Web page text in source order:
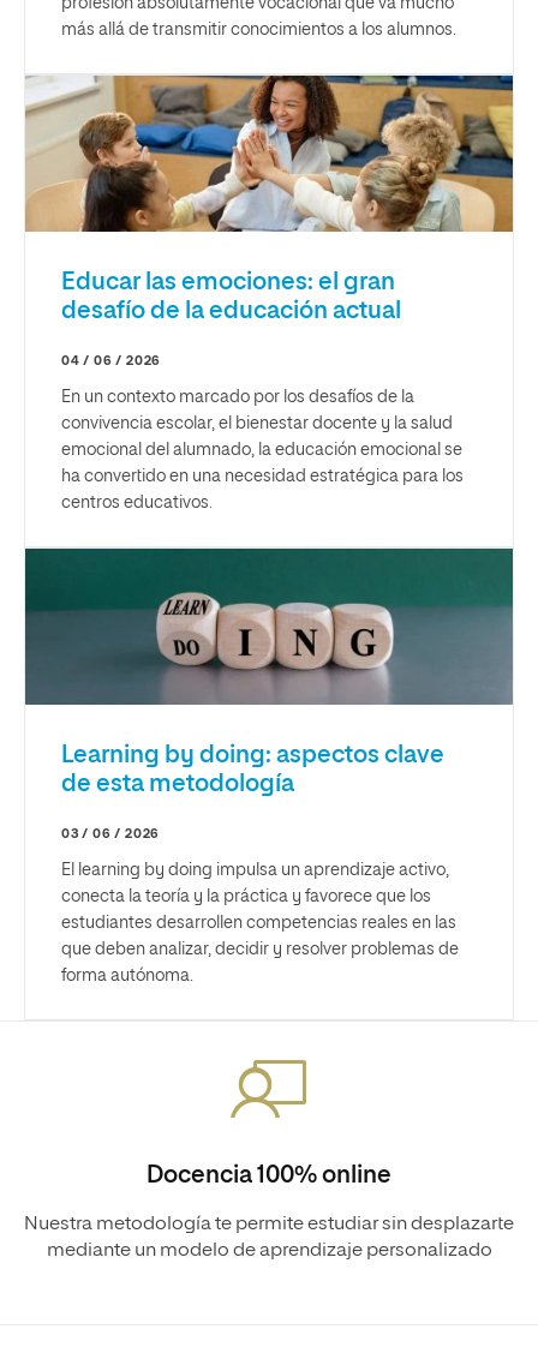
más allá de transmitir conocimientos a los alumnos.
Educar las emociones: el gran
desafío de la educación actual
04 / 06 / 2026
En un contexto marcado por los desafíos de la
convivencia escolar, el bienestar docente y la salud
emocional del alumnado, la educación emocional se
ha convertido en una necesidad estratégica para los
centros educativos.
Learning by doing: aspectos clave
de esta metodología
03 / 06 / 2026
El learning by doing impulsa un aprendizaje activo,
conecta la teoría y la práctica y favorece que los
estudiantes desarrollen competencias reales en las
que deben analizar, decidir y resolver problemas de
forma autónoma.
Docencia 100% online
Nuestra metodología te permite estudiar sin desplazarte
mediante un modelo de aprendizaje personalizado